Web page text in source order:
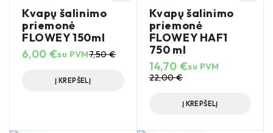
Kvapų šalinimo
priemonė
FLOWEY 150ml
7,50€
6,00 €su PVM
Į KREPŠELĮ
Kvapų šalinimo
priemonė
FLOWEY HAF1
750 ml
22,00€
14,70 €su PVM
Į KREPŠELĮ